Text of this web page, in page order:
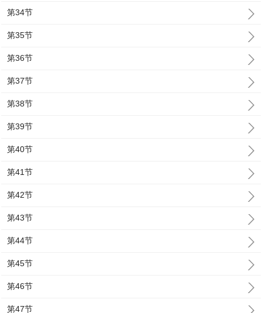
第34节
第35节
第36节
第37节
第38节
第39节
第40节
第41节
第42节
第43节
第44节
第45节
第46节
第47节